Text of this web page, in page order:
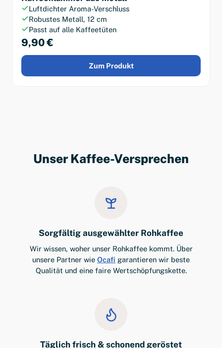
Luftdichter Aroma-Verschluss
Robustes Metall, 12 cm
Passt auf alle Kaffeetüten
9,90 €
Zum Produkt
Unser Kaffee-Versprechen
Sorgfältig ausgewählter Rohkaffee
Wir wissen, woher unser Rohkaffee kommt. Über
unsere Partner wie Ocafi garantieren wir beste
Qualität und eine faire Wertschöpfungskette.
Täglich frisch & schonend geröstet